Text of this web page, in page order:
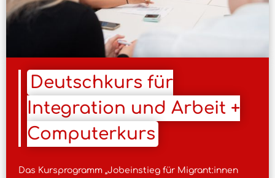
Deutschkurs für
Integration und Arbeit +
Computerkurs
Das Kursprogramm „Jobeinstieg für Migrant:innen